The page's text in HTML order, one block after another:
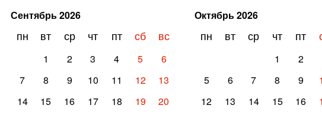
Сентябрь2026
пн вт ср чт пт сб вс
1 2 3 4 5
6
7
8 9 10 11 12
13
14
15 16 17 18 19
20
Октябрь2026
пн вт ср чт пт
1 2
5
6 7 8 9
12
13 14 15 16